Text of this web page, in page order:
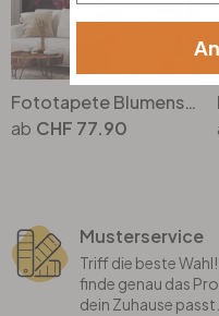
Fototapete Blumenstrauss mit Pfingstrosen - UN Designs
CHF 77.90
Musterservice
Triff die beste
finde genau das
dein Zuhause passt.